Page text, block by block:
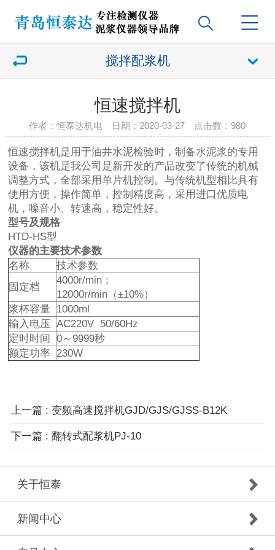
搅拌配浆机
恒速搅拌机
作者：恒泰达机电 日期：2020-03-27 点击数： 980
恒速搅拌机是用于油井水泥检验时，制备水泥浆的专用
设备，该机是我公司是新开发的产品改变了传统的机械
调整方式，全部采用单片机控制。与传统机型相比具有
使用方便，操作简单，控制精度高，采用进口优质电
机，噪音小、转速高，稳定性好。
型号及规格
HTD-HS型
仪器的主要技术参数
名称
技术参数
固定档
4000r/min；
12000r/min（±10%）
浆杯容量
1000ml
输入电压
AC220V 50/60Hz
定时时间
0～9999秒
额定功率 230W
上一篇 : 变频高速搅拌机GJD/GJS/GJSS-B12K
下一篇 : 翻转式配浆机PJ-10
关于恒泰
新闻中心